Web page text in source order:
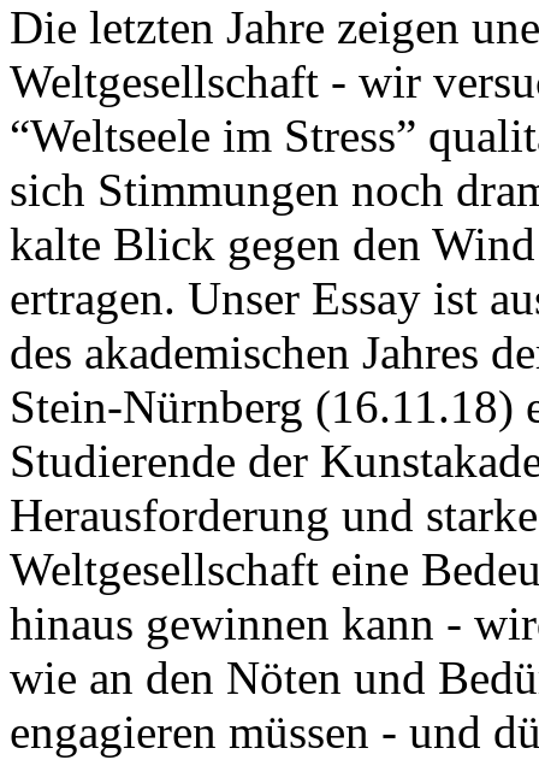
Die letzten Jahre zeigen
Weltgesellschaft - wir
“Weltseele im Stress”
sich Stimmungen noch
kalte Blick gegen den
ertragen. Unser Essay ist
des akademischen Jahres
Stein-Nürnberg (16.11.18)
Studierende der
Herausforderung und
Weltgesellschaft eine
hinaus gewinnen kann -
wie an den Nöten und
engagieren müssen - und